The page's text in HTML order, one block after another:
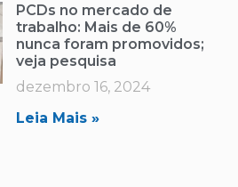
PCDs no mercado de
trabalho: Mais de 60%
nunca foram promovidos;
veja pesquisa
dezembro 16, 2024
Leia Mais »